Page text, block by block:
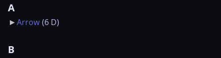
A
Arrow(6 D)
B